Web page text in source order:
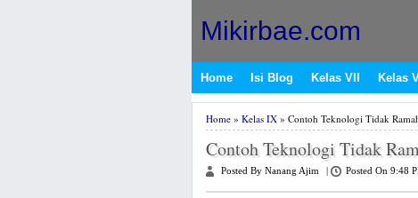
Mikirbae.com
Home Isi Blog Kelas VII Kelas
Home» Kelas IX» Contoh Teknologi Tidak
Contoh Teknologi Tidak
Posted By Nanang Ajim Posted On 9:48